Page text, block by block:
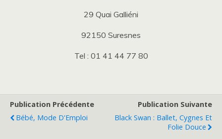
29 Quai Galliéni
92150 Suresnes
Tel : 01 41 44 77 80
Publication Précédente
Bébé, Mode D'Emploi
Publication Suivante
Black Swan : Ballet, Cygnes Et
Folie Douce